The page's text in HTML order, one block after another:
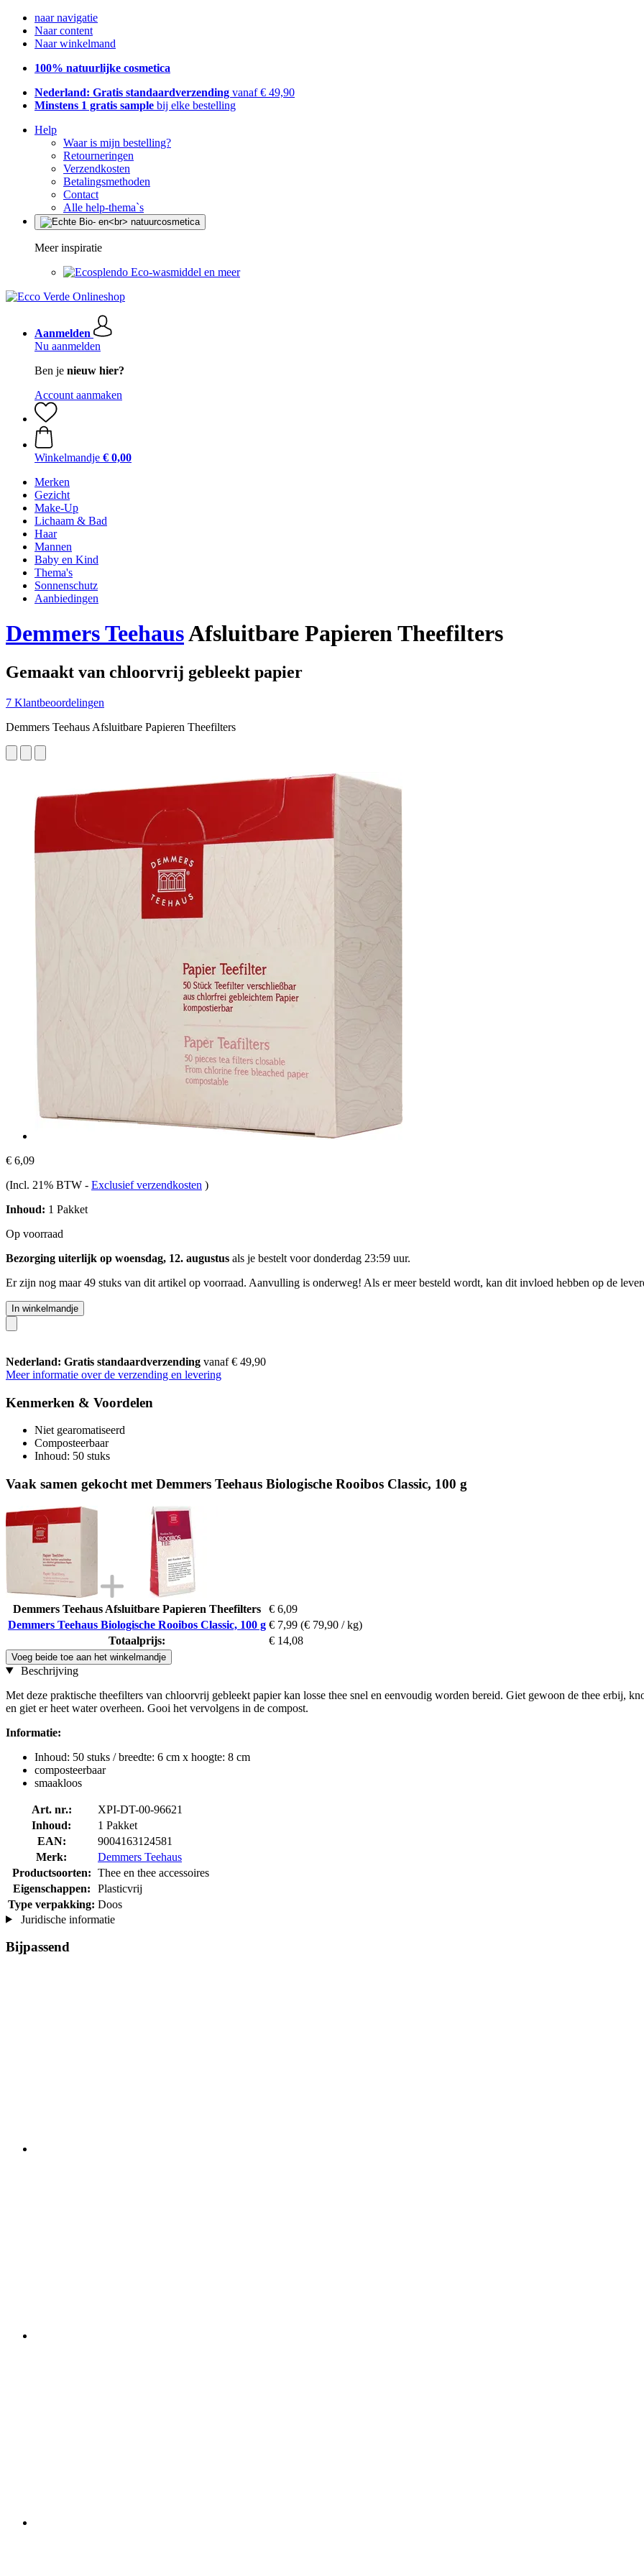
naar navigatie
Naar content
Naar winkelmand
100% natuurlijke cosmetica
Nederland: Gratis standaardverzending vanaf € 49,90
Minstens 1 gratis sample bij elke bestelling
Help
Waar is mijn bestelling?
Retourneringen
Verzendkosten
Betalingsmethoden
Contact
Alle help-thema`s
Meer inspiratie
Eco-wasmiddel en meer
Aanmelden
Nu aanmelden
Ben je nieuw hier?
Account aanmaken
Winkelmandje € 0,00
Merken
Gezicht
Make-Up
Lichaam & Bad
Haar
Mannen
Baby en Kind
Thema's
Sonnenschutz
Aanbiedingen
Demmers TeehausAfsluitbare Papieren Theefilters
Gemaakt van chloorvrij gebleekt papier
7 Klantbeoordelingen
Demmers Teehaus Afsluitbare Papieren Theefilters
€ 6,09
(Incl. 21% BTW - Exclusief verzendkosten )
Inhoud: 1 Pakket
Op voorraad
Bezorging uiterlijk op woensdag, 12. augustus als je bestelt voordonderdag 23:59 uur.
Er zijn nog maar 49 stuks van dit artikel op voorraad. Aanvulling is onderweg! Als er meer besteld wordt, kan dit invloed hebben op de
In winkelmandje
Nederland: Gratis standaardverzending vanaf € 49,90
Meer informatie over de verzending en levering
Kenmerken & Voordelen
Niet gearomatiseerd
Composteerbaar
Inhoud: 50 stuks
Vaak samen gekocht met Demmers Teehaus Biologische Rooibos Classic, 100 g
Demmers Teehaus Afsluitbare Papieren Theefilters
€ 6,09
Demmers Teehaus Biologische Rooibos Classic, 100 g € 7,99 (€ 79,90 / kg)
Totaalprijs:
€ 14,08
Voeg beide toe aan het winkelmandje
Beschrijving
Met deze praktische theefilters van chloorvrij gebleekt papier kan losse thee snel en eenvoudig worden bereid. Giet gewoon de thee erbij,
en giet er heet water overheen. Gooi het vervolgens in de compost.
Informatie:
Inhoud: 50 stuks / breedte: 6 cm x hoogte: 8 cm
composteerbaar
smaakloos
Art. nr.:
XPI-DT-00-96621
Inhoud:
1 Pakket
EAN:
9004163124581
Merk:
Demmers Teehaus
Productsoorten: Thee en thee accessoires
Eigenschappen:
Plasticvrij
Type verpakking: Doos
Juridische informatie
Bijpassend